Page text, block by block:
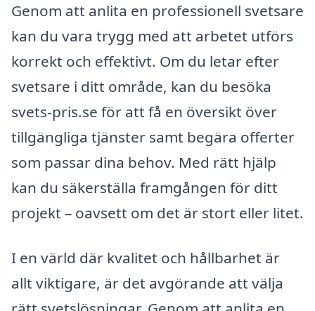
Genom att anlita en professionell svetsare
kan du vara trygg med att arbetet utförs
korrekt och effektivt. Om du letar efter
svetsare i ditt område, kan du besöka
svets-pris.se för att få en översikt över
tillgängliga tjänster samt begära offerter
som passar dina behov. Med rätt hjälp
kan du säkerställa framgången för ditt
projekt – oavsett om det är stort eller litet.
I en värld där kvalitet och hållbarhet är
allt viktigare, är det avgörande att välja